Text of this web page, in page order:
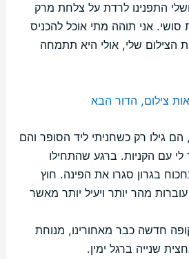
התפנינו לרדת על צלחת מרק
סושי. אני תוהה מתי אוכל להכניס
הצילום שלי, אולי היא תתמחה
גילו רק כשחניתי ליד הסופר והם
לי עם הקניות. ברגע שהתחילו
בגרון סגרו את הפינה. חוץ
מהר יותר ויעיל יותר מאשר
חדשה כבר מאחורינו, מנוחת
שנייה ברגל ימין.